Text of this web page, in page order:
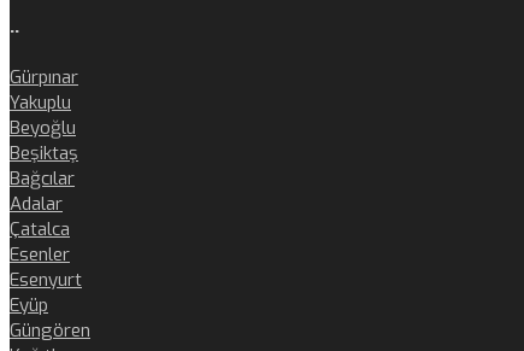
..
Gürpınar
Yakuplu
Beyoğlu
Beşiktaş
Bağcılar
Adalar
Çatalca
Esenler
Esenyurt
Eyüp
Güngören